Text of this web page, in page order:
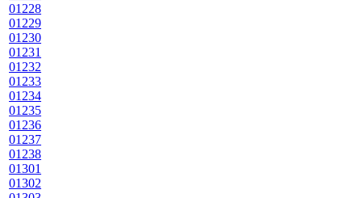
01228
01229
01230
01231
01232
01233
01234
01235
01236
01237
01238
01301
01302